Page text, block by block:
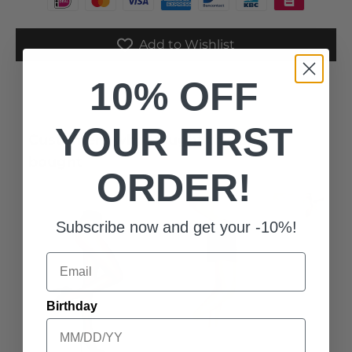
Add to Wishlist
Customers who bought this also
dames panty |
10% OFF
YOUR FIRST
ORDER!
Subscribe now and get your -10%!
Email
Birthday